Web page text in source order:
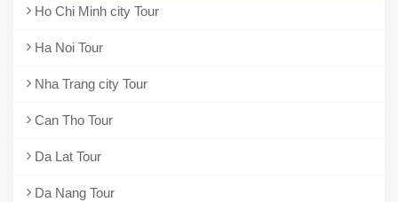
Ho Chi Minh city Tour
Ha Noi Tour
Nha Trang city Tour
Can Tho Tour
Da Lat Tour
Da Nang Tour